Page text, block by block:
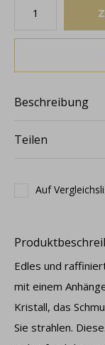
Beschreibung
Teilen
Auf
Edles und
mit einem
Kristall, das
Sie strahlen.